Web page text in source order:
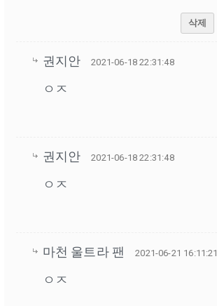
삭제
권지안 2021-06-18 22:31:48
ㅇㅈ
권지안 2021-06-18 22:31:48
ㅇㅈ
마천 울트라 팬 2021-06-21 16:11:21
ㅇㅈ